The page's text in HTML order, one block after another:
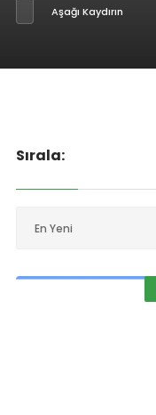
Aşağı Kaydırın
Sırala:
En Yeni